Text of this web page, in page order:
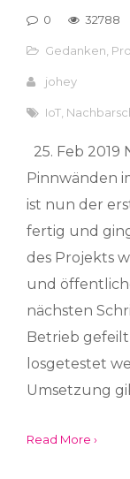
0 32788
Gedanken
johey
IoT
25. Feb
Pinnwänden
ist nun der
fertig und
des Projekts
und
nächsten
Betrieb
losgetestet
Umsetzung
Read More ›